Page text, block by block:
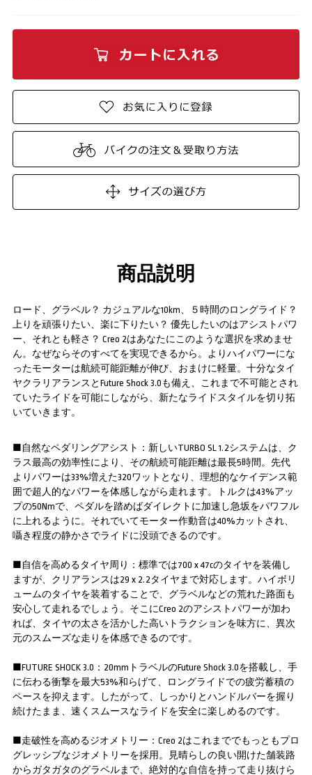
商品説明
ロード、グラベル？ カジュアルな10km、５時間のロングライド？
上りを頑張りたい、楽に下りたい？ 優先したいのはアシストパワ
ー、それとも軽さ？ Creo 2はあなたにこのような選択を求めませ
ん。なぜならそのすべてを実現できるから。よりハイパワーにな
ったモーターは航続可能距離が伸び、おまけに軽量。十分なタイ
ヤクラリアランスとFuture Shock 3.0も備え、これまで不可能とされ
ていたライドを可能にしながら、新たなライドスタイルを切り拓
いていきます。
■自然なペダリングアシスト：新しいTURBO SL 1.2システムは、ク
ラス最高の効率性により、その航続可能距離は最長5時間。先代
よりパワーは33%増えた320ワットとなり、理想的なケイデンス範
囲で超人的なパワーを体感しながら走れます。トルクは43%アッ
プの50Nmで、ペダルを踏めばダイレクトに加速し急坂をパワフル
に上れるように。それでいてモーター作動音は40%カットされ、
囁き程度の静かさでライドに没頭できるのです。
■自信を高めるタイヤ周り：標準では700 x 47cのタイヤを装備し
ますが、クリアランスは29 x 2.2タイヤまで対応します。ハイボリ
ュームのタイヤを装着することで、グラベルなどの荒れた路面も
安心して走れるでしょう。そこにCreo 2のアシストパワーが加わ
れば、タイヤの太さを活かした高いトラクションを味方に、異次
元のスムーズな走りを体感できるのです。
■FUTURE SHOCK 3.0：20mmトラベルのFuture Shock 3.0を搭載し、手
に伝わる衝撃を最大53%和らげて、ロングライドでの疲労蓄積の
ペースを抑えます。したがって、しっかりとハンドルバーを握り
続けたまま、速くスムースなライドを安全に楽しめるのです。
■走破性を高めるジオメトリー：Creo 2はこれまででもっともプロ
グレッシブなジオメトリーを採用。見晴らしの良い開けた舗装路
からガタガタのグラベルまで、絶対的な自信を持って走り抜けら